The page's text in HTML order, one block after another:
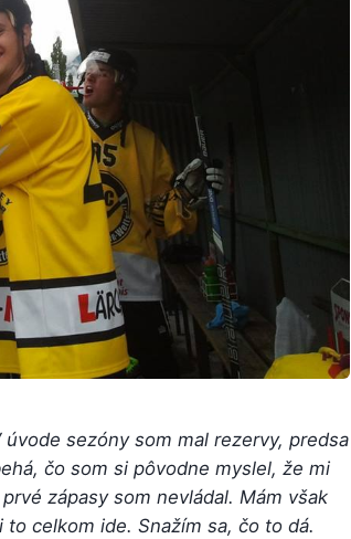
sezóny som mal rezervy, predsa
čo som si pôvodne myslel, že mi
zápasy som nevládal. Mám však
celkom ide. Snažím sa, čo to dá.